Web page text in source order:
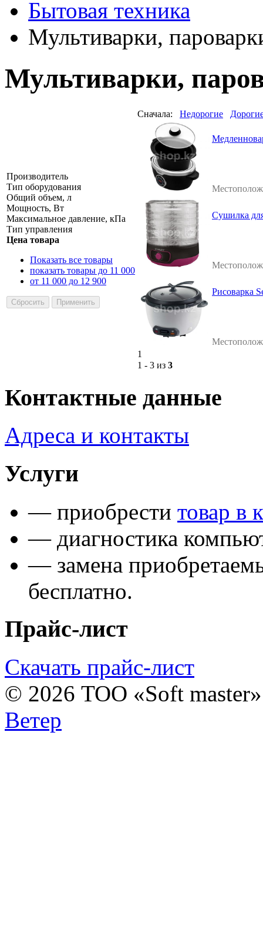
Бытовая техника
Мультиварки,
Мультиварки,
Производитель
Тип оборудования
Общий объем, л
Мощность, Вт
Максимальное давление, кПа
Тип управления
Цена товара
Показать все товары
показать товары до 11 000
от 11 000 до 12 900
Сначала: Недорогие
Сушилка
Рисоварка
1
1 - 3 из 3
Контактные данные
Адреса и контакты
Услуги
— приобрести товар в
— диагностика
— замена
бесплатно.
Прайс-лист
Скачать прайс-лист
© 2026 ТОО «Soft
Ветер